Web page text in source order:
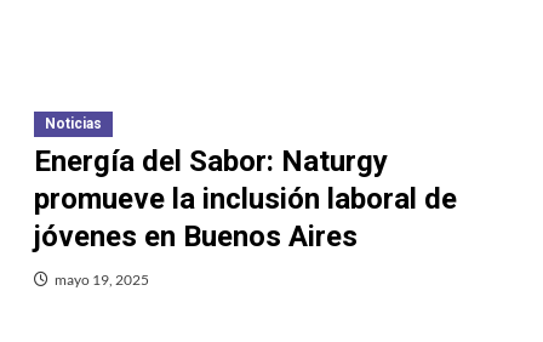
Noticias
Energía del Sabor: Naturgy
promueve la inclusión laboral de
jóvenes en Buenos Aires
mayo 19, 2025